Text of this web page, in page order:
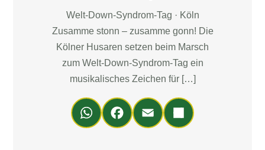
Welt-Down-Syndrom-Tag · Köln
Zusamme stonn – zusamme gonn! Die
Kölner Husaren setzen beim Marsch
zum Welt-Down-Syndrom-Tag ein
musikalisches Zeichen für […]
Wh
ats
Fa
ce
Em
ail
Teil
en